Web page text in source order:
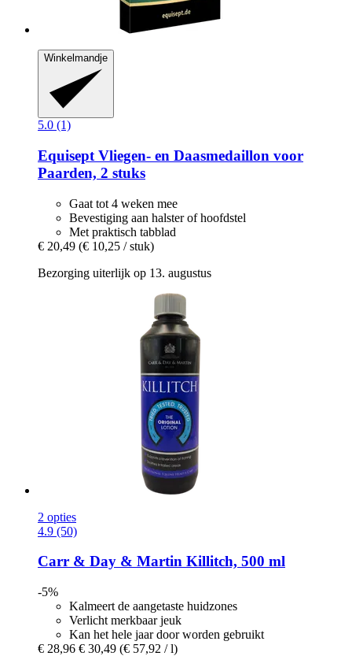
Winkelmandje
5.0 (1)
Equisept Vliegen-​ en Daasmedaillon voor
Paarden, 2 stuks
Gaat tot 4 weken mee
Bevestiging aan halster of hoofdstel
Met praktisch tabblad
€ 20,49 (€ 10,25 / stuk)
Bezorging uiterlijk op 13. augustus
2 opties
4.9 (50)
Carr & Day & Martin Killitch, 500 ml
-5%
Kalmeert de aangetaste huidzones
Verlicht merkbaar jeuk
Kan het hele jaar door worden gebruikt
€ 28,96 € 30,49 (€ 57,92 / l)